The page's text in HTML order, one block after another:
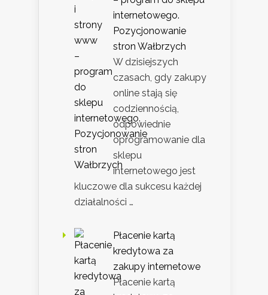
internetowego.
Pozycjonowanie
stron Wałbrzych
W dzisiejszych
czasach, gdy zakupy
online stają się
codziennością,
odpowiednie
oprogramowanie dla
sklepu
internetowego jest
kluczowe dla sukcesu każdej
działalności …
Płacenie kartą
kredytowa za
zakupy internetowe
Płacenie kartą